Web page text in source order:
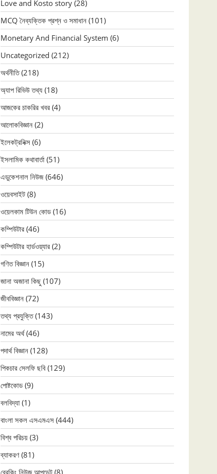
Love and Kosto story (28)
MCQ নৈব্যক্তিক প্রশ্ন ও সমাধান (101)
Monetary And Financial System (6)
Uncategorized (212)
অর্থনীতি(218)
অ্যাপ রিভিউ তথ্য (18)
আজকের চাকরির খবর (4)
আলোকবিজ্ঞান (2)
ইলেকট্রনিক্স (6)
ইসলামিক কথাবার্তা (51)
এডুকেশনাল নিউজ (646)
ওয়েবসাইট (8)
ওয়েলকাম টিউন কোড (16)
কম্পিউটার (46)
কম্পিউটার হার্ডওয়্যার (2)
গণিত বিজ্ঞান (15)
জানা অজানা কিছু (107)
জীববিজ্ঞান (72)
তথ্য প্রযুক্তি(143)
নামের অর্থ(46)
পদার্থ বিজ্ঞান (128)
পিকচার সেলফি ছবি (129)
পোষ্টকোড (9)
বলবিদ্যা (1)
বাংলা সকল এসএমএস (444)
বিশ্ব পরিচয় (3)
ব্যাকরণ (81)
ব্রেকিং নিউজ আপডেট (8)